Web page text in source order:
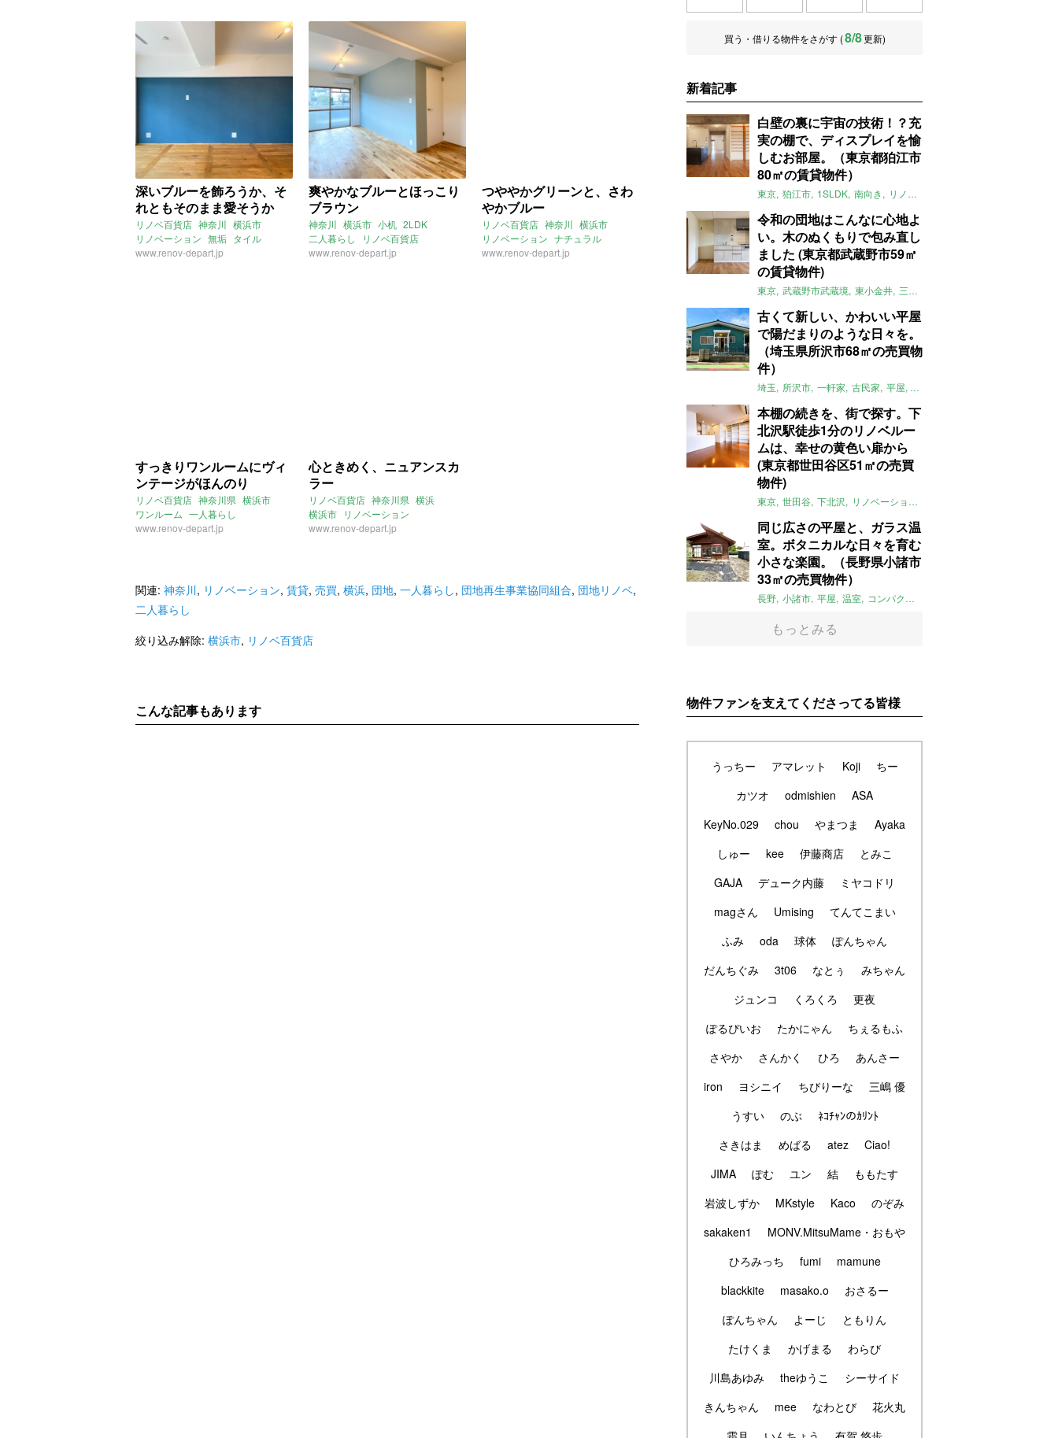
深いブルーを飾ろうか、そ
れともそのまま愛そうか
リノベ百貨店 神奈川 横浜市
リノベーション 無垢 タイル
ナチュラル キッチン
www.renov-depart.jp
爽やかなブルーとほっこり
ブラウン
神奈川 横浜市 小机 2LDK
二人暮らし
リノベ百貨店
www.renov-depart.jp
つややかグリーンと、さわ
やかブルー
リノベ百貨店 神奈川 横浜市
リノベーション ナチュラル
タイル 無垢 リモートワーク
www.renov-depart.jp
すっきりワンルームにヴィ
ンテージがほんのり
リノベ百貨店 神奈川県 横浜市
ワンルーム 一人暮らし
二人暮らし 無垢床
www.renov-depart.jp
心ときめく、ニュアンスカ
ラー
リノベ百貨店 神奈川県 横浜
横浜市 リノベーション
www.renov-depart.jp
関連: 神奈川, リノベーション, 賃貸, 売買, 横浜, 団地, 一人暮らし, 団地再生事業協同組合, 団地リノベ,
二人暮らし
絞り込み解除: 横浜市, リノベ百貨店
こんな記事もあります
買う・借りる物件をさがす (8/8更新)
新着記事
白壁の裏に宇宙の技術！？充
実の棚で、ディスプレイを愉
しむお部屋。（東京都狛江市
80㎡の賃貸物件）
東京 狛江市 1SLDK 南向き リノベ
令和の団地はこんなに心地よ
い。木のぬくもりで包み直し
ました (東京都武蔵野市59㎡
の賃貸物件)
東京 武蔵野市武蔵境 東小金井 三鷹
古くて新しい、かわいい平屋
で陽だまりのような日々を。
（埼玉県所沢市68㎡の売買物
件）
埼玉 所沢市 一軒家 古民家 平屋 庭
本棚の続きを、街で探す。下
北沢駅徒歩1分のリノベルー
ムは、幸せの黄色い扉から
(東京都世田谷区51㎡の売買
物件)
東京 世田谷 下北沢 リノベーション
同じ広さの平屋と、ガラス温
室。ボタニカルな日々を育む
小さな楽園。（長野県小諸市
33㎡の売買物件）
長野 小諸市 平屋 温室 コンパクト
もっとみる
物件ファンを支えてくださってる皆様
うっちー アマレット Koji
ちー
カツオ
odmishien
ASA
KeyNo.029
chou やまつま
Ayaka
しゅー
kee 伊藤商店
とみこ
GAJA
デューク内藤
ミヤコドリ
magさん
Umising
てんてこまい
ふみ
oda 球体
ぽんちゃん
だんちぐみ
3t06 なとぅ
みちゃん
ジュンコ
くろくろ
更夜
ぽるぴいお
たかにゃん
ちぇるもふ
さやか
さんかく ひろ
あんさー
iron
ヨシニイ ちびりーな
三嶋 優
うすい
のぶ
ﾈｺﾁｬﾝのｶﾘﾝﾄ
さきはま
めばる atez
Ciao!
JIMA
ぽむ ユン 結
ももたす
岩波しずか
MKstyle Kaco
のぞみ
sakaken1
MONV.MitsuMame・おもや
ひろみっち
fumi
mamune
blackkite
masako.o
おさるー
ぽんちゃん
よーじ
ともりん
たけくま
かげまる
わらび
川島あゆみ
theゆうこ
シーサイド
きんちゃん
mee なわとび
花火丸